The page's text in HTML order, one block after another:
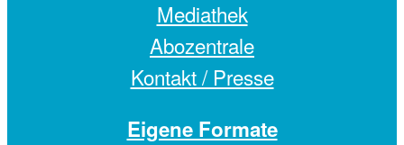
Mediathek
Abozentrale
Kontakt / Presse
Eigene Formate